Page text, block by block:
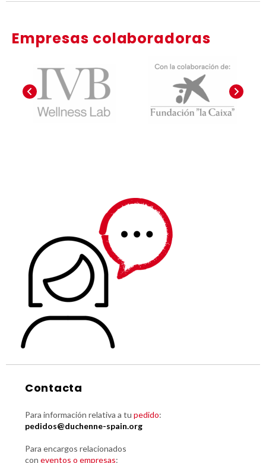
Empresas colaboradoras
Contacta
Para información relativa a tu pedido:
pedidos@duchenne-spain.org
Para encargos relacionados
con eventos o empresas: